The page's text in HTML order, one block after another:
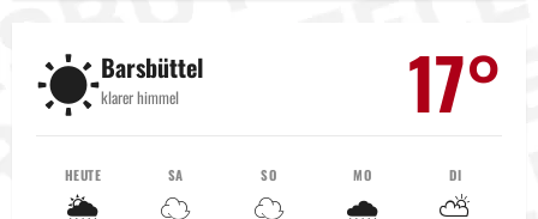
g
s
☀️Barsbüttel
klarer himmel 17°
HEUTE
🌦️
SA
☁️
SO
☁️
MO
🌧️
DI
⛅